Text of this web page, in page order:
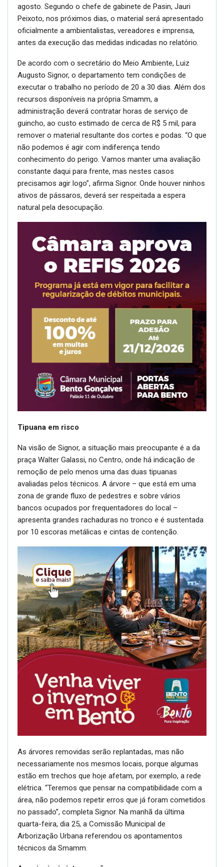
agosto. Segundo o chefe de gabinete de Pasin, Jauri
Peixoto, nos próximos dias, o material será apresentado
oficialmente a ambientalistas, vereadores e imprensa,
antes da execução das medidas indicadas no relatório.
De acordo com o secretário do Meio Ambiente, Luiz
Augusto Signor, o departamento tem condições de
executar o trabalho no período de 20 a 30 dias. Além dos
recursos disponíveis na própria Smamm, a
administração deverá contratar horas de serviço de
guincho, ao custo estimado de cerca de R$ 5 mil, para
remover o material resultante dos cortes e podas. “O que
não podemos é agir com indiferença tendo
conhecimento do perigo. Vamos manter uma avaliação
constante daqui para frente, mas nestes casos
precisamos agir logo”, afirma Signor. Onde houver ninhos
ativos de pássaros, deverá ser respeitada a espera
natural pela desocupação.
Tipuana em risco
Na visão de Signor, a situação mais preocupante é a da
praça Walter Galassi, no Centro, onde há indicação de
remoção de pelo menos uma das duas tipuanas
avaliadas pelos técnicos. A árvore – que está em uma
zona de grande fluxo de pedestres e sobre vários
bancos ocupados por frequentadores do local –
apresenta grandes rachaduras no tronco e é sustentada
por 10 escoras metálicas e cintas de contenção.
As árvores removidas serão replantadas, mas não
necessariamente nos mesmos locais, porque algumas
estão em trechos que hoje afetam, por exemplo, a rede
elétrica. “Teremos que pensar na compatibilidade com a
área, não podemos repetir erros que já foram cometidos
no passado”, completa Signor. Na manhã da última
quarta-feira, dia 25, a Comissão Municipal de
Arborização Urbana referendou os apontamentos
técnicos da Smamm.